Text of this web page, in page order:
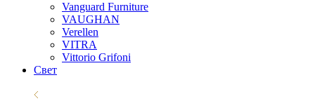
Vanguard Furniture
VAUGHAN
Verellen
VITRA
Vittorio Grifoni
Свет